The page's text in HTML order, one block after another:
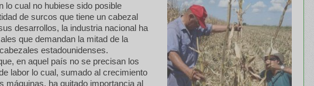
lo cual no hubiese sido posible
de surcos que tiene un cabezal
desarrollos, la industria nacional ha
que demandan la mitad de la
estadounidenses.
en aquel país no se precisan los
labor lo cual, sumado al crecimiento
máquinas, ha quitado importancia al